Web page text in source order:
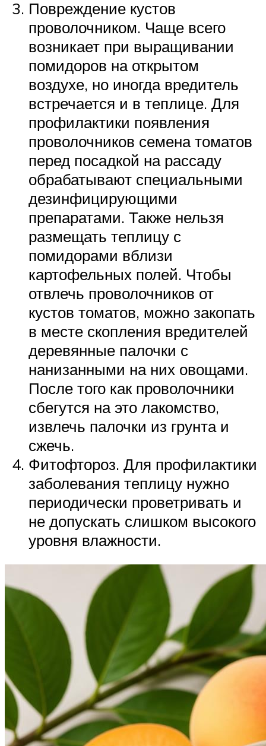
Повреждение кустов
проволочником. Чаще всего
возникает при выращивании
помидоров на открытом
воздухе, но иногда вредитель
встречается и в теплице. Для
профилактики появления
проволочников семена томатов
перед посадкой на рассаду
обрабатывают специальными
дезинфицирующими
препаратами. Также нельзя
размещать теплицу с
помидорами вблизи
картофельных полей. Чтобы
отвлечь проволочников от
кустов томатов, можно закопать
в месте скопления вредителей
деревянные палочки с
нанизанными на них овощами.
После того как проволочники
сбегутся на это лакомство,
извлечь палочки из грунта и
сжечь.
Фитофтороз. Для профилактики
заболевания теплицу нужно
периодически проветривать и
не допускать слишком высокого
уровня влажности.